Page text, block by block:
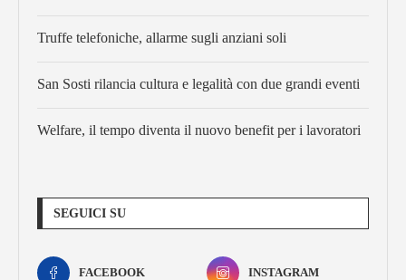
Truffe telefoniche, allarme sugli anziani soli
San Sosti rilancia cultura e legalità con due grandi eventi
Welfare, il tempo diventa il nuovo benefit per i lavoratori
SEGUICI SU
FACEBOOK INSTAGRAM